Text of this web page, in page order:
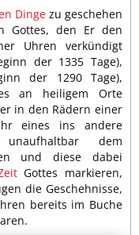
Dingezu geschehen
Gottes, den Er den
Uhren verkündigt
der 1335 Tage),
der 1290 Tage),
an heiligem Orte
in den Rädern einer
eines ins andere
dem
und diese dabei
Gottes markieren,
die Geschehnisse,
bereits im Buche